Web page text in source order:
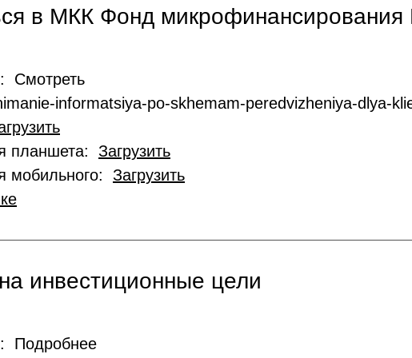
в МКК Фонд
Смотреть
informatsiya-po-skhemam-peredvizheniya-dlya-
планшета: Загрузить
мобильного: Загрузить
инвестиционные цели
Подробнее